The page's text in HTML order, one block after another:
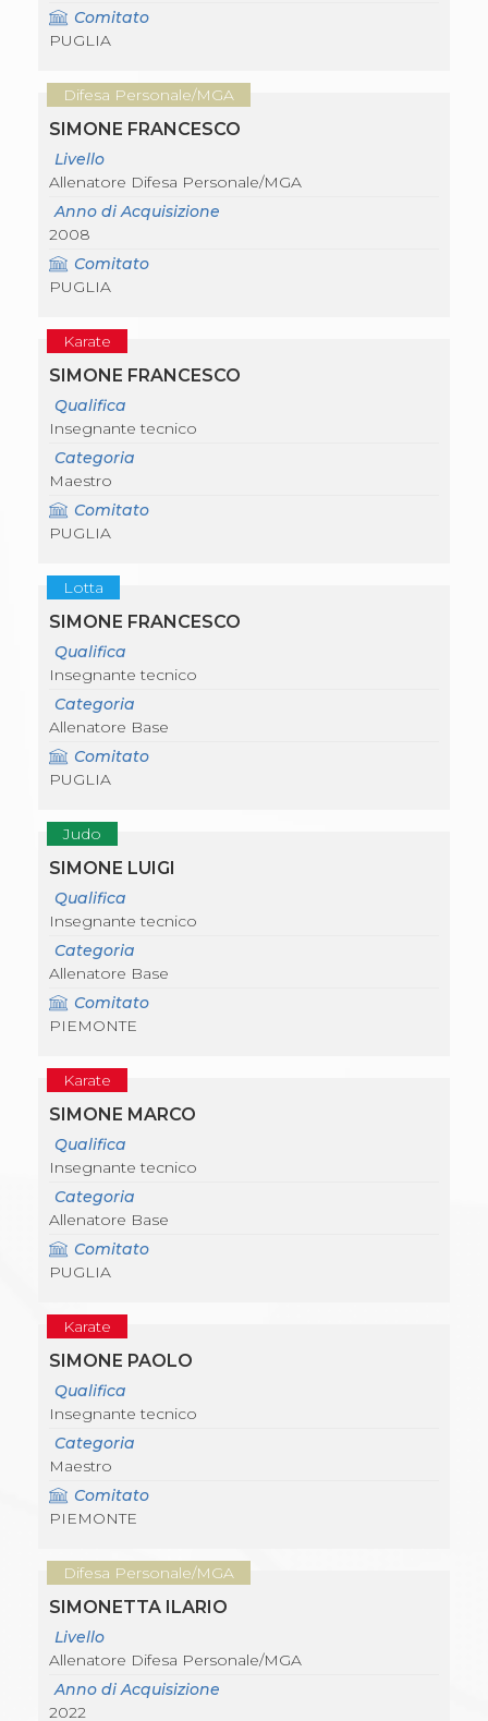
Comitato
PUGLIA
Difesa Personale/MGA
SIMONE FRANCESCO
Livello
Allenatore Difesa Personale/MGA
Anno di Acquisizione
2008
Comitato
PUGLIA
Karate
SIMONE FRANCESCO
Qualifica
Insegnante tecnico
Categoria
Maestro
Comitato
PUGLIA
Lotta
SIMONE FRANCESCO
Qualifica
Insegnante tecnico
Categoria
Allenatore Base
Comitato
PUGLIA
Judo
SIMONE LUIGI
Qualifica
Insegnante tecnico
Categoria
Allenatore Base
Comitato
PIEMONTE
Karate
SIMONE MARCO
Qualifica
Insegnante tecnico
Categoria
Allenatore Base
Comitato
PUGLIA
Karate
SIMONE PAOLO
Qualifica
Insegnante tecnico
Categoria
Maestro
Comitato
PIEMONTE
Difesa Personale/MGA
SIMONETTA ILARIO
Livello
Allenatore Difesa Personale/MGA
Anno di Acquisizione
2022